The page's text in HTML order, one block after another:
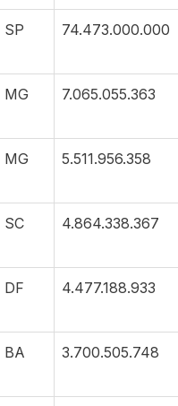
SP 74.473.000.000
MG 7.065.055.363
MG 5.511.956.358
SC 4.864.338.367
DF 4.477.188.933
BA 3.700.505.748